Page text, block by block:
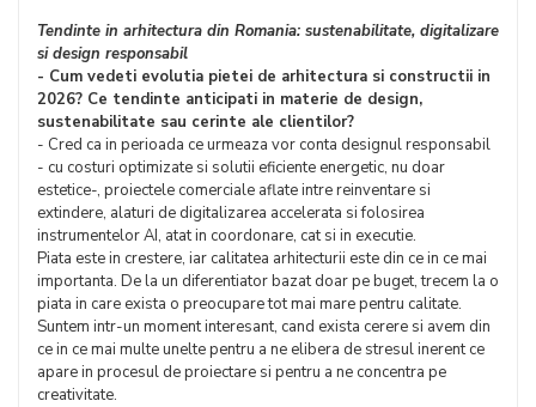
Tendinte in arhitectura din Romania: sustenabilitate, digitalizare
si design responsabil
- Cum vedeti evolutia pietei de arhitectura si constructii in
2026? Ce tendinte anticipati in materie de design,
sustenabilitate sau cerinte ale clientilor?
- Cred ca in perioada ce urmeaza vor conta designul responsabil
- cu costuri optimizate si solutii eficiente energetic, nu doar
estetice-, proiectele comerciale aflate intre reinventare si
extindere, alaturi de digitalizarea accelerata si folosirea
instrumentelor AI, atat in coordonare, cat si in executie.
Piata este in crestere, iar calitatea arhitecturii este din ce in ce mai
importanta. De la un diferentiator bazat doar pe buget, trecem la o
piata in care exista o preocupare tot mai mare pentru calitate.
Suntem intr-un moment interesant, cand exista cerere si avem din
ce in ce mai multe unelte pentru a ne elibera de stresul inerent ce
apare in procesul de proiectare si pentru a ne concentra pe
creativitate.